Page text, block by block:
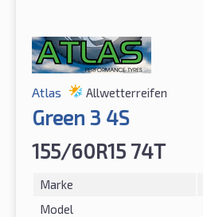
Atlas Allwetterreifen
Green 3 4S
155/60R15 74T
Marke
Model